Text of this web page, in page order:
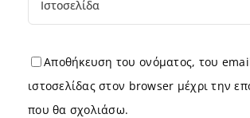
Αποθήκευση του ονόματος, του
ιστοσελίδας στον browser μέχρι την
που θα σχολιάσω.